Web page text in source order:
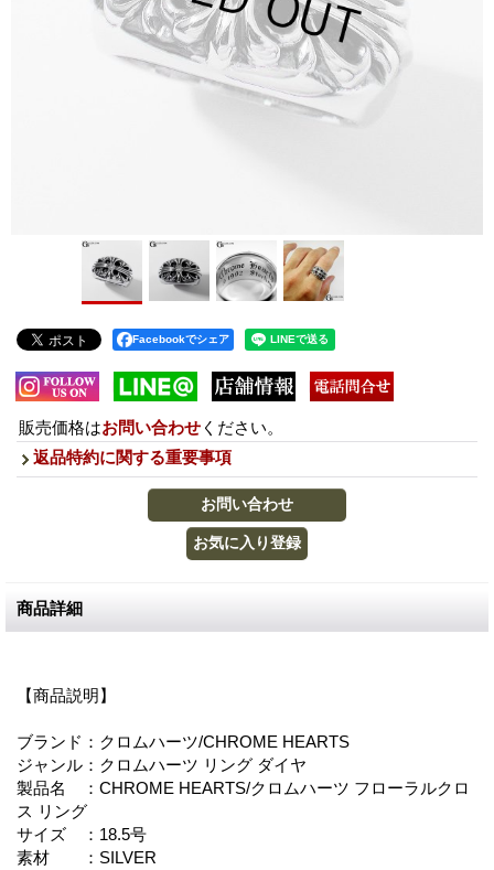
Facebookでシェア
販売価格はお問い合わせ ください。
返品特約に関する重要事項
商品詳細
【商品説明】
ブランド：クロムハーツ/CHROME HEARTS
ジャンル：クロムハーツ リング ダイヤ
製品名 ：CHROME HEARTS/クロムハーツ フローラルクロ
ス リング
サイズ ：18.5号
素材 ：SILVER